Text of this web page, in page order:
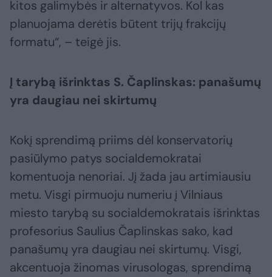
kitos galimybės ir alternatyvos. Kol kas
planuojama derėtis būtent trijų frakcijų
formatu“, – teigė jis.
Į tarybą išrinktas S. Čaplinskas: panašumų
yra daugiau nei skirtumų
Kokį sprendimą priims dėl konservatorių
pasiūlymo patys socialdemokratai
komentuoja nenoriai. Jį žada jau artimiausiu
metu. Visgi pirmuoju numeriu į Vilniaus
miesto tarybą su socialdemokratais išrinktas
profesorius Saulius Čaplinskas sako, kad
panašumų yra daugiau nei skirtumų. Visgi,
akcentuoja žinomas virusologas, sprendimą